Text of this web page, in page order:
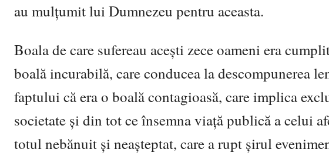
au mulţumit lui Dumnezeu pentru aceasta.
Boala de care sufereau aceşti zece oameni era
boală incurabilă, care conducea la descompunerea
faptului că era o boală contagioasă, care implica
societate şi din tot ce însemna viaţă publică a celui
totul nebănuit şi neaşteptat, care a rupt şirul